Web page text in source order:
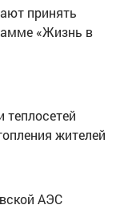
принять
«Жизнь в
теплосетей
жителей
АЭС